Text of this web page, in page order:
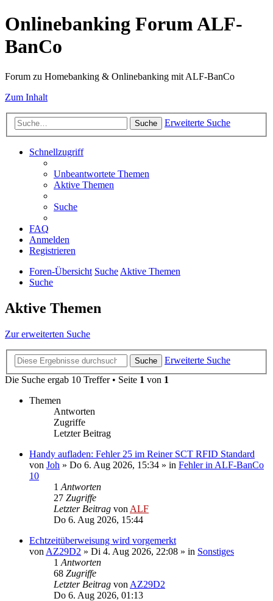
Onlinebanking Forum ALF-
BanCo
Forum zu Homebanking & Onlinebanking mit ALF-BanCo
Zum Inhalt
Suche Erweiterte Suche
Schnellzugriff
Unbeantwortete Themen
Aktive Themen
Suche
FAQ
Anmelden
Registrieren
Foren-Übersicht SucheAktive Themen
Suche
Aktive Themen
Zur erweiterten Suche
Suche
Erweiterte Suche
Die Suche ergab 10 Treffer • Seite 1 von 1
Themen
Antworten
Zugriffe
Letzter Beitrag
Handy aufladen: Fehler 25 im Reiner SCT RFID Standard
von Joh » Do 6. Aug 2026, 15:34 » in Fehler in ALF-BanCo
10
1 Antworten
27 Zugriffe
Letzter Beitrag von ALF
Do 6. Aug 2026, 15:44
Echtzeitüberweisung wird vorgemerkt
von AZ29D2 » Di 4. Aug 2026, 22:08 » in Sonstiges
1 Antworten
68 Zugriffe
Letzter Beitrag von AZ29D2
Do 6. Aug 2026, 01:13